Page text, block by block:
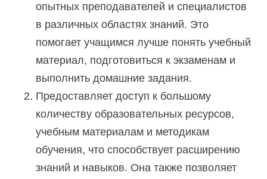
опытных преподавателей и специалистов
в различных областях знаний. Это
помогает учащимся лучше понять учебный
материал, подготовиться к экзаменам и
выполнить домашние задания.
Предоставляет доступ к большому
количеству образовательных ресурсов,
учебным материалам и методикам
обучения, что способствует расширению
знаний и навыков. Она также позволяет